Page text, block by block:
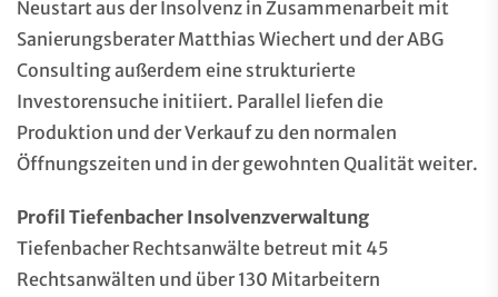
Neustart aus der Insolvenz in Zusammenarbeit mit
Sanierungsberater Matthias Wiechert und der ABG
Consulting außerdem eine strukturierte
Investorensuche initiiert. Parallel liefen die
Produktion und der Verkauf zu den normalen
Öffnungszeiten und in der gewohnten Qualität weiter.
Profil Tiefenbacher Insolvenzverwaltung
Tiefenbacher Rechtsanwälte betreut mit 45
Rechtsanwälten und über 130 Mitarbeitern